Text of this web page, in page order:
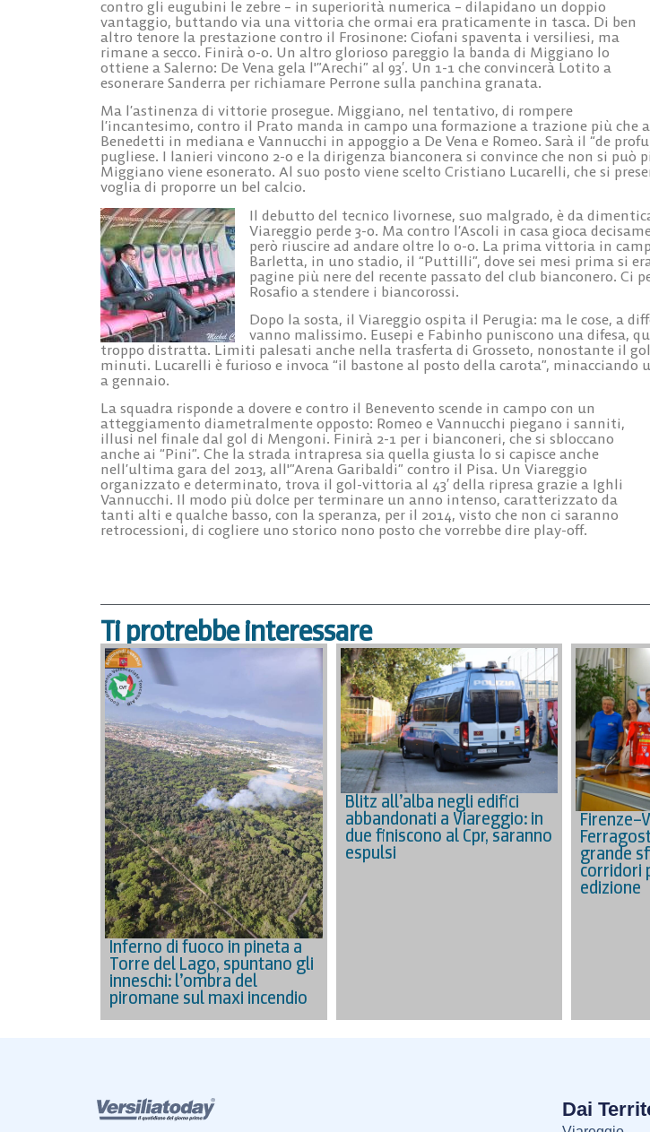
contro gli eugubini le zebre – in superiorità numerica – dilapidano un doppio
vantaggio, buttando via una vittoria che ormai era praticamente in tasca. Di ben
altro tenore la prestazione contro il Frosinone: Ciofani spaventa i versiliesi, ma
rimane a secco. Finirà 0-0. Un altro glorioso pareggio la banda di Miggiano lo
ottiene a Salerno: De Vena gela l'”Arechi” al 93′. Un 1-1 che convincerà Lotito a
esonerare Sanderra per richiamare Perrone sulla panchina granata.
Ma l’astinenza di vittorie prosegue. Miggiano, nel tentativo, di rompere
l’incantesimo, contro il Prato manda in campo una formazione a trazione più che
Benedetti in mediana e Vannucchi in appoggio a De Vena e Romeo. Sarà il “de
pugliese. I lanieri vincono 2-0 e la dirigenza bianconera si convince che non si può
Miggiano viene esonerato. Al suo posto viene scelto Cristiano Lucarelli, che si
voglia di proporre un bel calcio.
Il debutto del tecnico livornese, suo malgrado, è da
Viareggio perde 3-0. Ma contro l’Ascoli in casa gioca
però riuscire ad andare oltre lo 0-0. La prima vittoria in
Barletta, in uno stadio, il “Puttilli”, dove sei mesi prima si
pagine più nere del recente passato del club bianconero. Ci
Rosafio a stendere i biancorossi.
Dopo la sosta, il Viareggio ospita il Perugia: ma le cose, a
vanno malissimo. Eusepi e Fabinho puniscono una difesa,
troppo distratta. Limiti palesati anche nella trasferta di Grosseto, nonostante il gol
minuti. Lucarelli è furioso e invoca “il bastone al posto della carota”, minacciando
a gennaio.
La squadra risponde a dovere e contro il Benevento scende in campo con un
atteggiamento diametralmente opposto: Romeo e Vannucchi piegano i sanniti,
illusi nel finale dal gol di Mengoni. Finirà 2-1 per i bianconeri, che si sbloccano
anche ai “Pini”. Che la strada intrapresa sia quella giusta lo si capisce anche
nell’ultima gara del 2013, all'”Arena Garibaldi” contro il Pisa. Un Viareggio
organizzato e determinato, trova il gol-vittoria al 43′ della ripresa grazie a Ighli
Vannucchi. Il modo più dolce per terminare un anno intenso, caratterizzato da
tanti alti e qualche basso, con la speranza, per il 2014, visto che non ci saranno
retrocessioni, di cogliere uno storico nono posto che vorrebbe dire play-off.
Ti protrebbe interessare
Inferno di fuoco in pineta a
Torre del Lago, spuntano gli
inneschi: l’ombra del
piromane sul maxi incendio
Blitz all’alba negli edifici
abbandonati a Viareggio: in
due finiscono al Cpr, saranno
espulsi grande
corridori
edizione
Dai